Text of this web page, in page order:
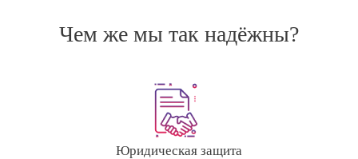
Чем же мы так надёжны?
Юридическая защита